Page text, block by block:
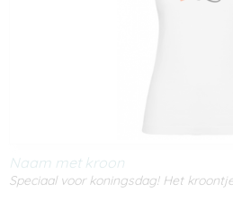
Naam met kroon
Speciaal voor koningsdag! Het